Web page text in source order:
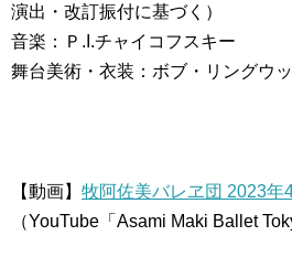
演出・改訂振付に基づく）
音楽：Ｐ.I.チャイコフスキー
舞台美術・衣装：ボブ・リングウ
【動画】 牧阿佐美バレヱ団 2023年
（YouTube「Asami Maki Ballet